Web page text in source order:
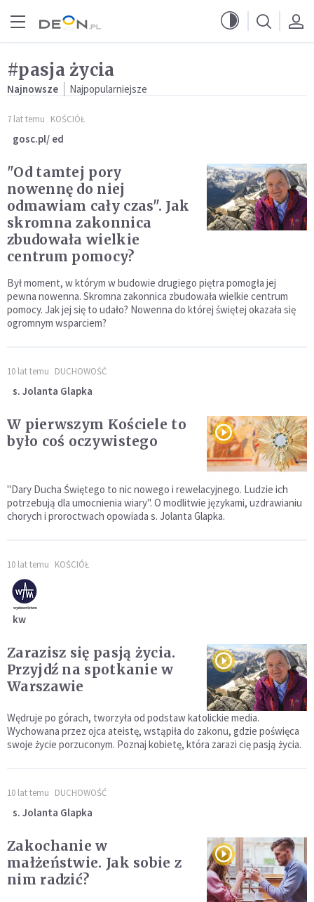
#pasja życia
Najnowsze Najpopularniejsze
7 lat temu KOŚCIÓŁ
gosc.pl/ ed
"Od tamtej pory
nowennę do niej
odmawiam cały czas". Jak
skromna zakonnica
zbudowała wielkie
centrum pomocy?
Był moment, w którym w budowie drugiego piętra pomogła jej
pewna nowenna. Skromna zakonnica zbudowała wielkie centrum
pomocy. Jak jej się to udało? Nowenna do której świętej okazała się
ogromnym wsparciem?
10 lat temu DUCHOWOŚĆ
s. Jolanta Glapka
W pierwszym Kościele to
było coś oczywistego
"Dary Ducha Świętego to nic nowego i rewelacyjnego. Ludzie ich
potrzebują dla umocnienia wiary". O modlitwie językami, uzdrawianiu
chorych i proroctwach opowiada s. Jolanta Glapka.
10 lat temu KOŚCIÓŁ
kw
Zarazisz się pasją życia.
Przyjdź na spotkanie w
Warszawie
Wędruje po górach, tworzyła od podstaw katolickie media.
Wychowana przez ojca ateistę, wstąpiła do zakonu, gdzie poświęca
swoje życie porzuconym. Poznaj kobietę, która zarazi cię pasją życia.
10 lat temu DUCHOWOŚĆ
s. Jolanta Glapka
Zakochanie w
małżeństwie. Jak sobie z
nim radzić?